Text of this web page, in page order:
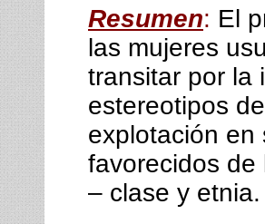
Resumen: El
las mujeres
transitar por la
estereotipos
explotación en
favorecidos de
– clase y etnia.